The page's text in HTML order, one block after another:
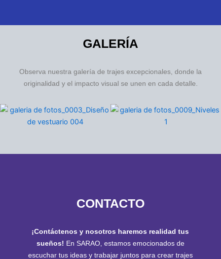
GALERÍA
Observa nuestra galería de trajes excepcionales, donde la
originalidad y el impacto visual se unen en cada detalle.
CONTACTO
¡Contáctenos y nosotros haremos realidad tus
sueños! En SARAO, estamos emocionados de
escuchar tus ideas y trabajar juntos para crear trajes